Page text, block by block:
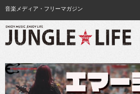
音楽メディア・フリーマガジン